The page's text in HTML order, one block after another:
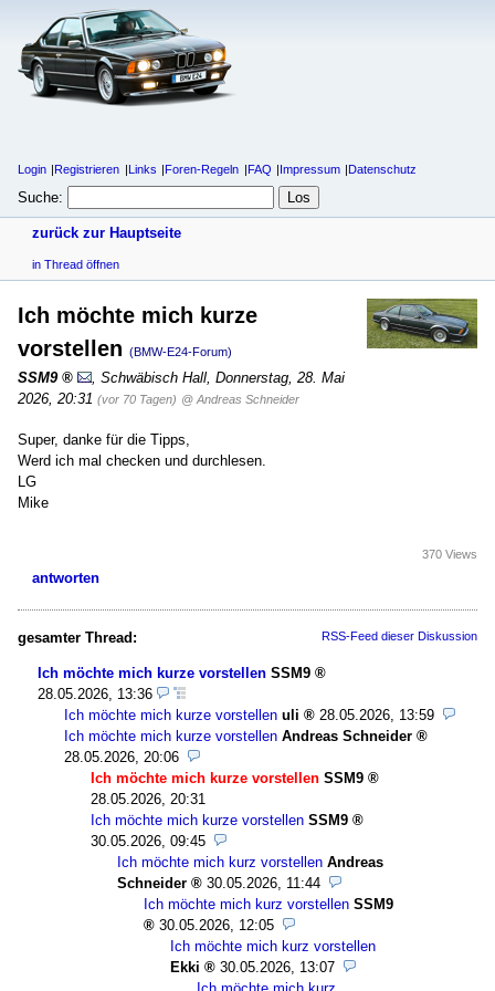
Login Registrieren Links Foren-Regeln FAQ Impressum Datenschutz
Suche:
zurück zur Hauptseite
in Thread öffnen
Ich möchte mich kurze
vorstellen (BMW-E24-Forum)
SSM9 Schwäbisch Hall Donnerstag, 28. Mai
2026, 20:31 (vor 70 Tagen) @ Andreas Schneider
Super, danke für die Tipps,
Werd ich mal checken und durchlesen.
LG
Mike
antworten
370 Views
gesamter Thread: RSS-Feed dieser Diskussion
Ich möchte mich kurze vorstellen SSM9
28.05.2026, 13:36
Ich möchte mich kurze vorstellen uli
28.05.2026, 13:59
Ich möchte mich kurze vorstellen Andreas Schneider
28.05.2026, 20:06
Ich möchte mich kurze vorstellen SSM9
28.05.2026, 20:31
Ich möchte mich kurze vorstellen SSM9
30.05.2026, 09:45
Ich möchte mich kurz vorstellen Andreas
Schneider
30.05.2026, 11:44
Ich möchte mich kurz vorstellen SSM9
30.05.2026, 12:05
Ich möchte mich kurz vorstellen
Ekki
30.05.2026, 13:07